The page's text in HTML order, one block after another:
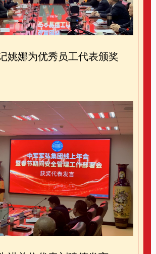
姚娜为优秀员工代表颁奖